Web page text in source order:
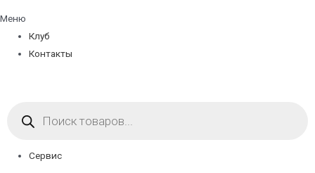
Меню
Клуб
Контакты
товаров
Сервис